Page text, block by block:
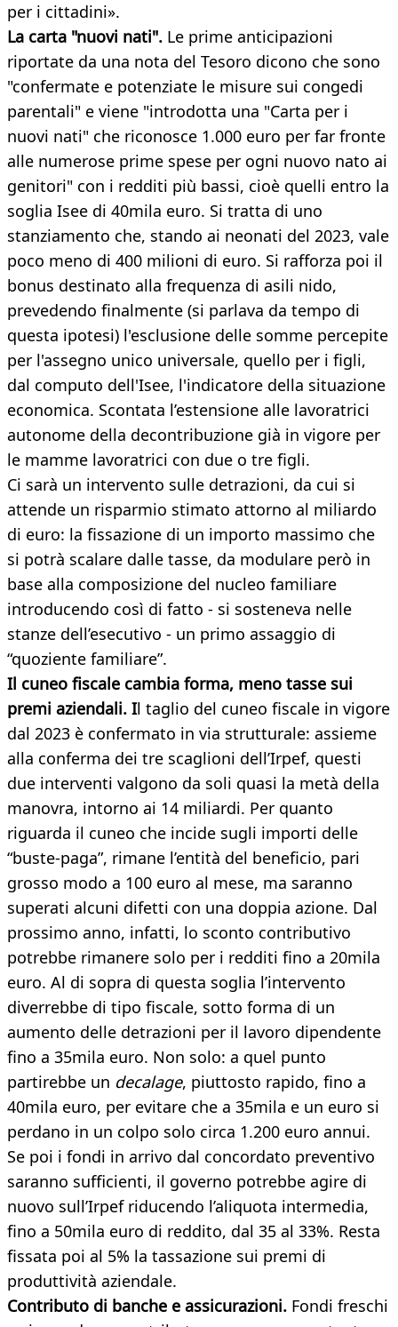
per i cittadini».
La carta "nuovi nati". Le prime anticipazioni
riportate da una nota del Tesoro dicono che sono
"confermate e potenziate le misure sui congedi
parentali" e viene "introdotta una "Carta per i
nuovi nati" che riconosce 1.000 euro per far fronte
alle numerose prime spese per ogni nuovo nato ai
genitori" con i redditi più bassi, cioè quelli entro la
soglia Isee di 40mila euro. Si tratta di uno
stanziamento che, stando ai neonati del 2023, vale
poco meno di 400 milioni di euro. Si rafforza poi il
bonus destinato alla frequenza di asili nido,
prevedendo finalmente (si parlava da tempo di
questa ipotesi) l'esclusione delle somme percepite
per l'assegno unico universale, quello per i figli,
dal computo dell'Isee, l'indicatore della situazione
economica. Scontata l’estensione alle lavoratrici
autonome della decontribuzione già in vigore per
le mamme lavoratrici con due o tre figli.
Ci sarà un intervento sulle detrazioni, da cui si
attende un risparmio stimato attorno al miliardo
di euro: la fissazione di un importo massimo che
si potrà scalare dalle tasse, da modulare però in
base alla composizione del nucleo familiare
introducendo così di fatto - si sosteneva nelle
stanze dell’esecutivo - un primo assaggio di
“quoziente familiare”.
Il cuneo fiscale cambia forma, meno tasse sui
premi aziendali. Il taglio del cuneo fiscale in vigore
dal 2023 è confermato in via strutturale: assieme
alla conferma dei tre scaglioni dell’Irpef, questi
due interventi valgono da soli quasi la metà della
manovra, intorno ai 14 miliardi. Per quanto
riguarda il cuneo che incide sugli importi delle
“buste-paga”, rimane l’entità del beneficio, pari
grosso modo a 100 euro al mese, ma saranno
superati alcuni difetti con una doppia azione. Dal
prossimo anno, infatti, lo sconto contributivo
potrebbe rimanere solo per i redditi fino a 20mila
euro. Al di sopra di questa soglia l’intervento
diverrebbe di tipo fiscale, sotto forma di un
aumento delle detrazioni per il lavoro dipendente
fino a 35mila euro. Non solo: a quel punto
partirebbe un decalage, piuttosto rapido, fino a
40mila euro, per evitare che a 35mila e un euro si
perdano in un colpo solo circa 1.200 euro annui.
Se poi i fondi in arrivo dal concordato preventivo
saranno sufficienti, il governo potrebbe agire di
nuovo sull’Irpef riducendo l’aliquota intermedia,
fino a 50mila euro di reddito, dal 35 al 33%. Resta
fissata poi al 5% la tassazione sui premi di
produttività aziendale.
Contributo di banche e assicurazioni. Fondi freschi